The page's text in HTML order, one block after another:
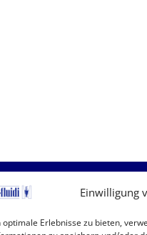
Einwilligung
optimale Erlebnisse zu bieten,
Nützliche